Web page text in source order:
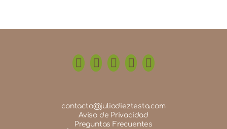
contacto@juliodieztesta.com
Aviso de Privacidad
Preguntas Frecuentes